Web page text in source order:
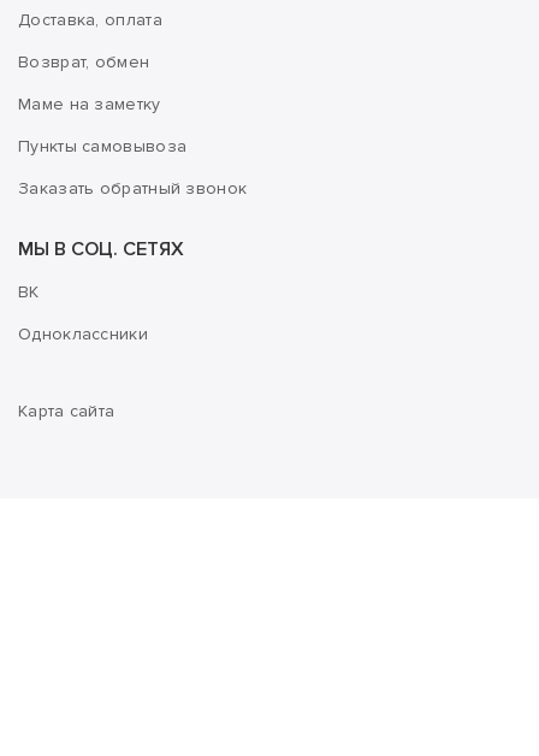
Доставка, оплата
Возврат, обмен
Маме на заметку
Пункты самовывоза
Заказать обратный звонок
МЫ В СОЦ. СЕТЯХ
ВК
Одноклассники
Карта сайта